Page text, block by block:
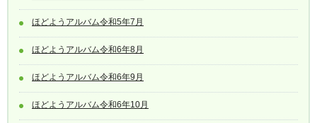
ほどようアルバム令和5年7月
ほどようアルバム令和6年8月
ほどようアルバム令和6年9月
ほどようアルバム令和6年10月